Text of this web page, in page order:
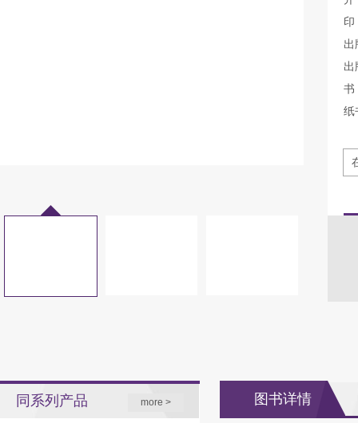
出
出
纸
同系列产品 more > 图书详情